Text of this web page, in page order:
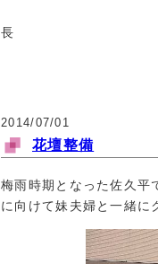
長
2014/07/01
花壇整備
梅雨時期となった佐久平
に向けて妹夫婦と一緒に